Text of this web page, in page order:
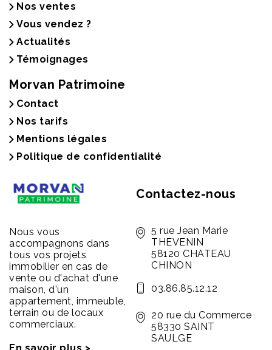
Nos ventes
Vous vendez ?
Actualités
Témoignages
Morvan Patrimoine
Contact
Nos tarifs
Mentions légales
Politique de confidentialité
Nous vous
accompagnons dans
tous vos projets
immobilier en cas de
vente ou d'achat d'une
maison, d'un
appartement, immeuble,
terrain ou de locaux
commerciaux.
Contactez-nous
5 rue Jean Marie
THEVENIN
58120 CHATEAU
CHINON
03.86.85.12.12
20 rue du Commerce
58330 SAINT
SAULGE